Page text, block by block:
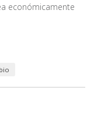
económicamente